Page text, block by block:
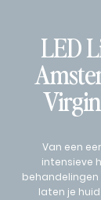
LED
Van een
intensieve
behandelingen
laten je